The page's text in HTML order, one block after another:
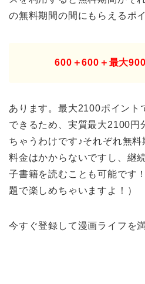
の無料期間の間にもらえるポ
600＋600＋最大
あります。最大2100ポイント
できるため、実質最大2100円
ちゃうわけです♪それぞれ無
料金はかからないですし、継
子書籍を読むことも可能です
題で楽しめちゃいますよ！）
今すぐ登録して漫画ライフを